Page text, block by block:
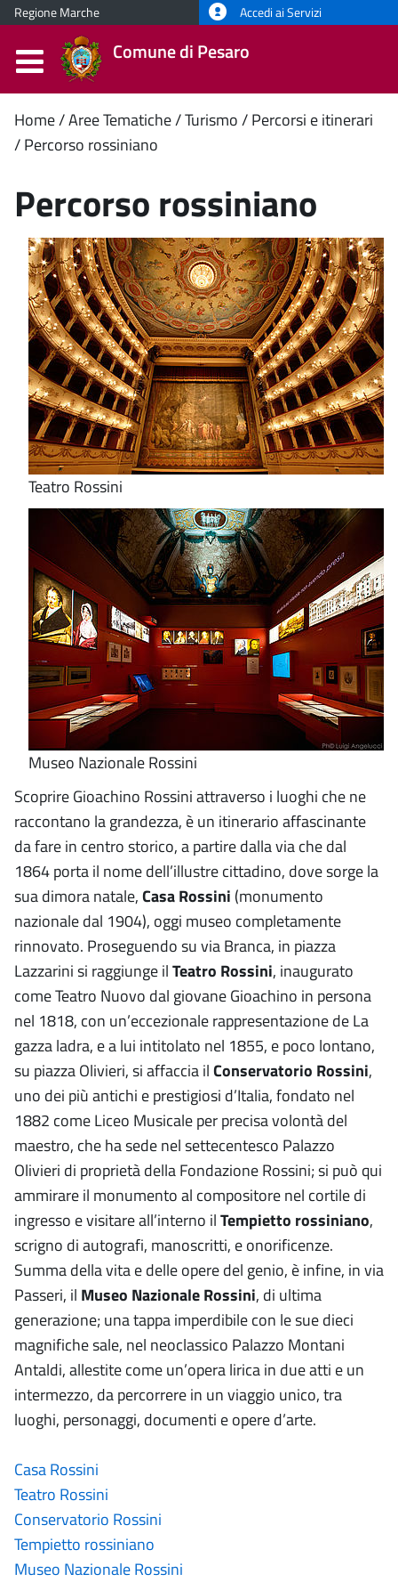
Regione Marche Accedi ai Servizi
Comune di Pesaro
Contenuto
Home Aree Tematiche Turismo
Percorsi e itinerari
Percorso rossiniano
Percorso rossiniano
Teatro Rossini
Museo Nazionale Rossini
Scoprire Gioachino Rossini attraverso i luoghi che ne
raccontano la grandezza, è un itinerario affascinante
da fare in centro storico, a partire dalla via che dal
1864 porta il nome dell’illustre cittadino, dove sorge la
sua dimora natale,Casa Rossini (monumento
nazionale dal 1904), oggi museo completamente
rinnovato. Proseguendo su via Branca, in piazza
Lazzarini si raggiunge ilTeatro Rossini, inaugurato
come Teatro Nuovo dal giovane Gioachino in persona
nel 1818, con un’eccezionale rappresentazione de La
gazza ladra, e a lui intitolato nel 1855, e poco lontano,
su piazza Olivieri, si affaccia ilConservatorio Rossini,
uno dei più antichi e prestigiosi d’Italia, fondato nel
1882 come Liceo Musicale per precisa volontà del
maestro, che ha sede nel settecentesco Palazzo
Olivieri di proprietà della Fondazione Rossini; si può qui
ammirare il monumento al compositore nel cortile di
ingresso e visitare all’interno ilTempietto rossiniano,
scrigno di autografi, manoscritti, e onorificenze.
Summa della vita e delle opere del genio, è infine, in via
Passeri, il Museo Nazionale Rossini, di ultima
generazione; una tappa imperdibile con le sue dieci
magnifiche sale, nel neoclassico Palazzo Montani
Antaldi, allestite come un’opera lirica in due atti e un
intermezzo, da percorrere in un viaggio unico, tra
luoghi, personaggi, documenti e opere d’arte.
Casa Rossini
Teatro Rossini
Conservatorio Rossini
Tempietto rossiniano
Museo Nazionale Rossini